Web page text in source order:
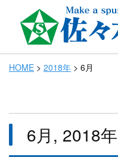
HOME > 2018年 > 6月
6月, 2018年